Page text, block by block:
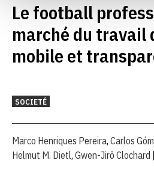
Le football
marché du travail
mobile et
SOCIETÉ
Marco Henriques Pereira, Carlos
Helmut M. Dietl, Gwen-Jirō Clochard